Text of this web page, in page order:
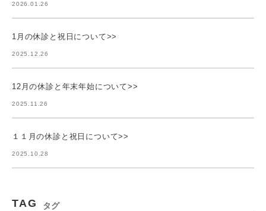
2026.01.26
1月の休診と祝日について>>
2025.12.26
12月の休診と年末年始について>>
2025.11.26
１１月の休診と祝日について>>
2025.10.28
TAG タグ